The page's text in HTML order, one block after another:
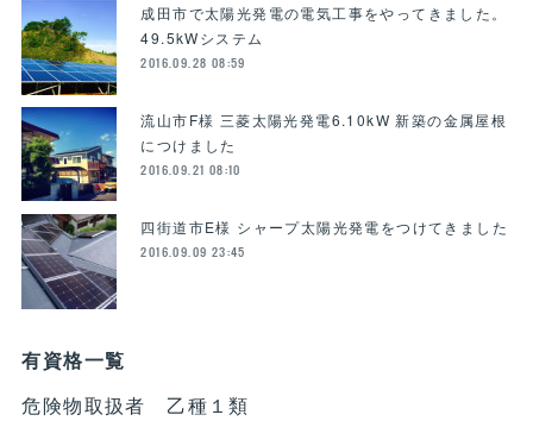
​成田市で太陽光発電の電気工事をやってきました。
49.5kWシステム
2016.09.28 08:59
流山市F様 三菱太陽光発電6.10kW 新築の金属屋根
につけました
2016.09.21 08:10
四街道市E様 シャープ太陽光発電をつけてきました
2016.09.09 23:45
有資格一覧
危険物取扱者 乙種１類